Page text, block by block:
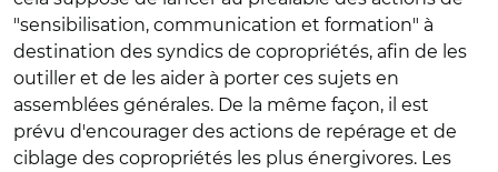
"sensibilisation, communication et formation" à
destination des syndics de copropriétés, afin de les
outiller et de les aider à porter ces sujets en
assemblées générales. De la même façon, il est
prévu d'encourager des actions de repérage et de
ciblage des copropriétés les plus énergivores. Les